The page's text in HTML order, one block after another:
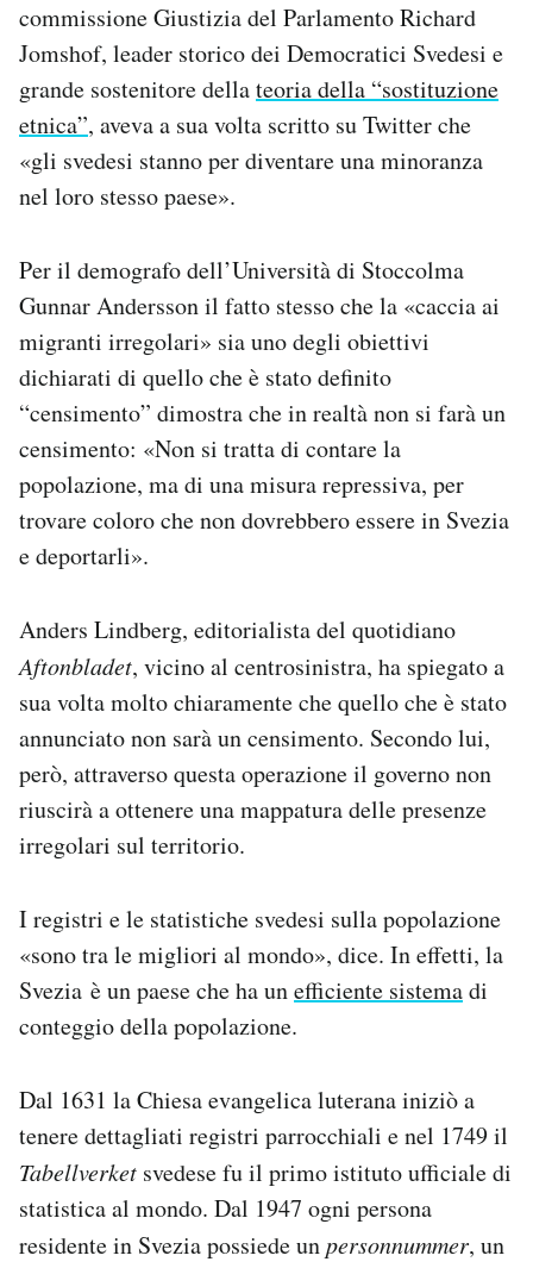
commissione Giustizia del Parlamento Richard
Jomshof, leader storico dei Democratici Svedesi e
grande sostenitore dellateoria della “sostituzione
etnica”, aveva a sua volta scritto su Twitter che
«gli svedesi stanno per diventare una minoranza
nel loro stesso paese».
Per il demografo dell’Università di Stoccolma
Gunnar Andersson il fatto stesso che la «caccia ai
migranti irregolari» sia uno degli obiettivi
dichiarati di quello che è stato definito
“censimento” dimostra che in realtà non si farà un
censimento: «Non si tratta di contare la
popolazione, ma di una misura repressiva, per
trovare coloro che non dovrebbero essere in Svezia
e deportarli».
Anders Lindberg, editorialista del quotidiano
Aftonbladet, vicino al centrosinistra, ha spiegato a
sua volta molto chiaramente che quello che è stato
annunciato non sarà un censimento. Secondo lui,
però, attraverso questa operazione il governo non
riuscirà a ottenere una mappatura delle presenze
irregolari sul territorio.
I registri e le statistiche svedesi sulla popolazione
«sono tra le migliori al mondo», dice. In effetti, la
Svezia è un paese che ha unefficiente sistemadi
conteggio della popolazione.
Dal 1631 la Chiesa evangelica luterana iniziò a
tenere dettagliati registri parrocchiali e nel 1749 il
Tabellverket svedese fu il primo istituto ufficiale di
statistica al mondo. Dal 1947 ogni persona
residente in Svezia possiede unpersonnummer, un